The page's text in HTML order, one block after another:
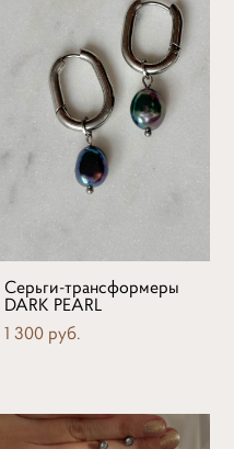
Серьги-трансформеры
DARK PEARL
1 300 pуб.